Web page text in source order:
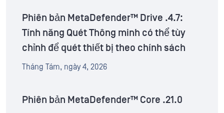
Phiên bản MetaDefender™ Drive .4.7:
Tính năng Quét Thông minh có thể tùy
chỉnh để quét thiết bị theo chính sách
Tháng Tám, ngày 4, 2026
Phiên bản MetaDefender™ Core .21.0